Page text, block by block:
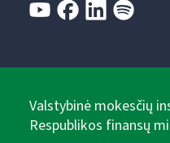
Valstybinė mokesčių
Respublikos finansų